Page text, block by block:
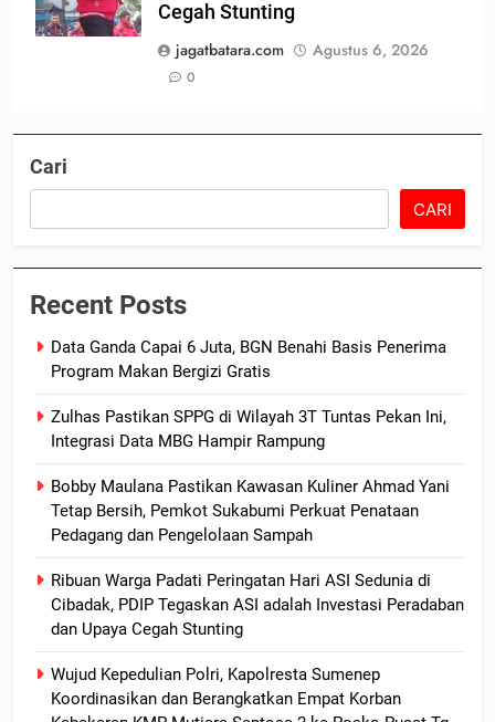
Cegah Stunting
jagatbatara.com
Agustus 6, 2026
0
Cari
CARI
Recent Posts
Data Ganda Capai 6 Juta, BGN Benahi Basis Penerima
Program Makan Bergizi Gratis
Zulhas Pastikan SPPG di Wilayah 3T Tuntas Pekan Ini,
Integrasi Data MBG Hampir Rampung
Bobby Maulana Pastikan Kawasan Kuliner Ahmad Yani
Tetap Bersih, Pemkot Sukabumi Perkuat Penataan
Pedagang dan Pengelolaan Sampah
Ribuan Warga Padati Peringatan Hari ASI Sedunia di
Cibadak, PDIP Tegaskan ASI adalah Investasi Peradaban
dan Upaya Cegah Stunting
Wujud Kepedulian Polri, Kapolresta Sumenep
Koordinasikan dan Berangkatkan Empat Korban